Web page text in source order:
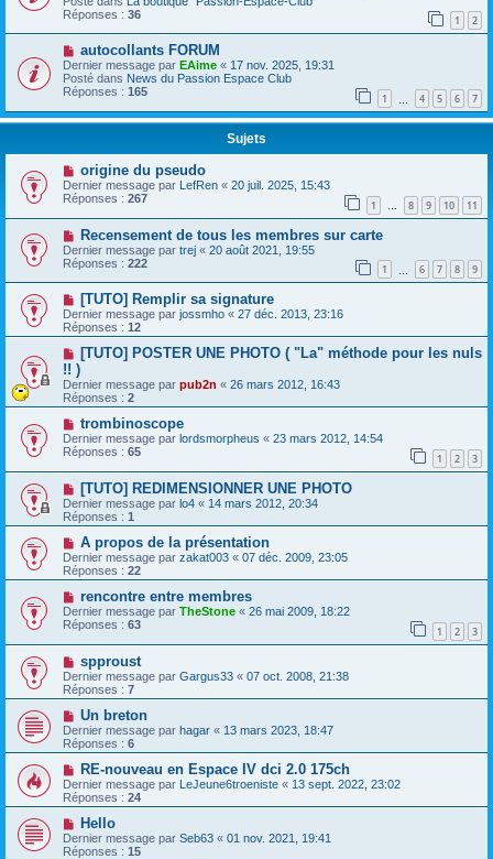
Réponses : 36 1 2
autocollants FORUM
Dernier message par EAime « 17 nov. 2025, 19:31
Posté dans News du Passion Espace Club
Réponses : 165 1 4 5 6 7
Sujets
origine du pseudo
Dernier message par LefRen « 20 juil. 2025, 15:43
Réponses : 267 1 … 8 9 10 11
Recensement de tous les membres sur carte
Dernier message par trej « 20 août 2021, 19:55
Réponses : 222 1 6 7 8 9
[TUTO] Remplir sa signature
Dernier message par jossmho « 27 déc. 2013, 23:16
Réponses : 12
[TUTO] POSTER UNE PHOTO ( "La" méthode pour les nuls
!! )
Dernier message par pub2n « 26 mars 2012, 16:43
Réponses : 2
trombinoscope
Dernier message par lordsmorpheus « 23 mars 2012, 14:54
Réponses : 65 1 2 3
[TUTO] REDIMENSIONNER UNE PHOTO
Dernier message par lo4 « 14 mars 2012, 20:34
Réponses : 1
A propos de la présentation
Dernier message par zakat003 « 07 déc. 2009, 23:05
Réponses : 22
rencontre entre membres
Dernier message par TheStone « 26 mai 2009, 18:22
Réponses : 63 1 2 3
spproust
Dernier message par Gargus33 « 07 oct. 2008, 21:38
Réponses : 7
Un breton
Dernier message par hagar « 13 mars 2023, 18:47
Réponses : 6
RE-nouveau en Espace IV dci 2.0 175ch
Dernier message par LeJeune6troeniste « 13 sept. 2022, 23:02
Réponses : 24
Hello
Dernier message par Seb63 « 01 nov. 2021, 19:41
Réponses : 15